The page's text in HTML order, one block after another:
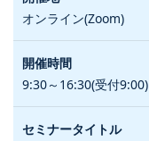
オンライン(Zoom)
9:30～16:30(受付9:00)